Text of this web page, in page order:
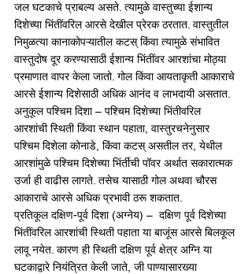
जल घटकाचे प्राबल्य असते. त्यामुळे वास्तुच्या ईशान्य
दिशेच्या भिंतींवरिल आरसे देखील प्रेरक ठरतात. वास्तुतील
निमुळत्या कानाकोपऱ्यातील कटस् किंवा त्यामुळे संभावित
वास्तुदोष दूर करण्यासाठी ईशान्य भिंतींवर आरशांचा मोठ्या
प्रमाणात वापर केला जातो. गोल किंवा आयताकृती आकाराचे
आरसे ईशान्य दिशेसाठी अधिक आनंद व लाभदायी असतात.
अनुकूल पश्चिम दिशा – पश्चिम दिशेच्या भिंतीवरिल
आरशांची स्थिती किंवा स्थान पहाता, वास्तुरचनेनुसार
पश्चिम दिशेला कोनाडे, किंवा कटस् असतील तर, येथील
आरशांमुळे पश्चिम दिशेच्या भिंर्तीची पॉवर अर्थात सकारात्मक
उर्जा ही वाढीस लागते. तसेच यासाठी गोल अथवा चौरस
आकाराचे आरसे अधिक प्रभावी ठरू शकतात.
प्रतिकूल दक्षिण-पूर्व दिशा (अग्नेय) –  दक्षिण पूर्व दिशेच्या
भिंतींवरिल आरशांची स्थिती पहाता या बाजूंस आरसे बिलकूल
लावू नयेत. कारण ही स्थिती दक्षिण पूर्व क्षेत्र अग्नि या
घटकाद्वारे नियंत्रित केली जाते, जी पाण्यासारख्या